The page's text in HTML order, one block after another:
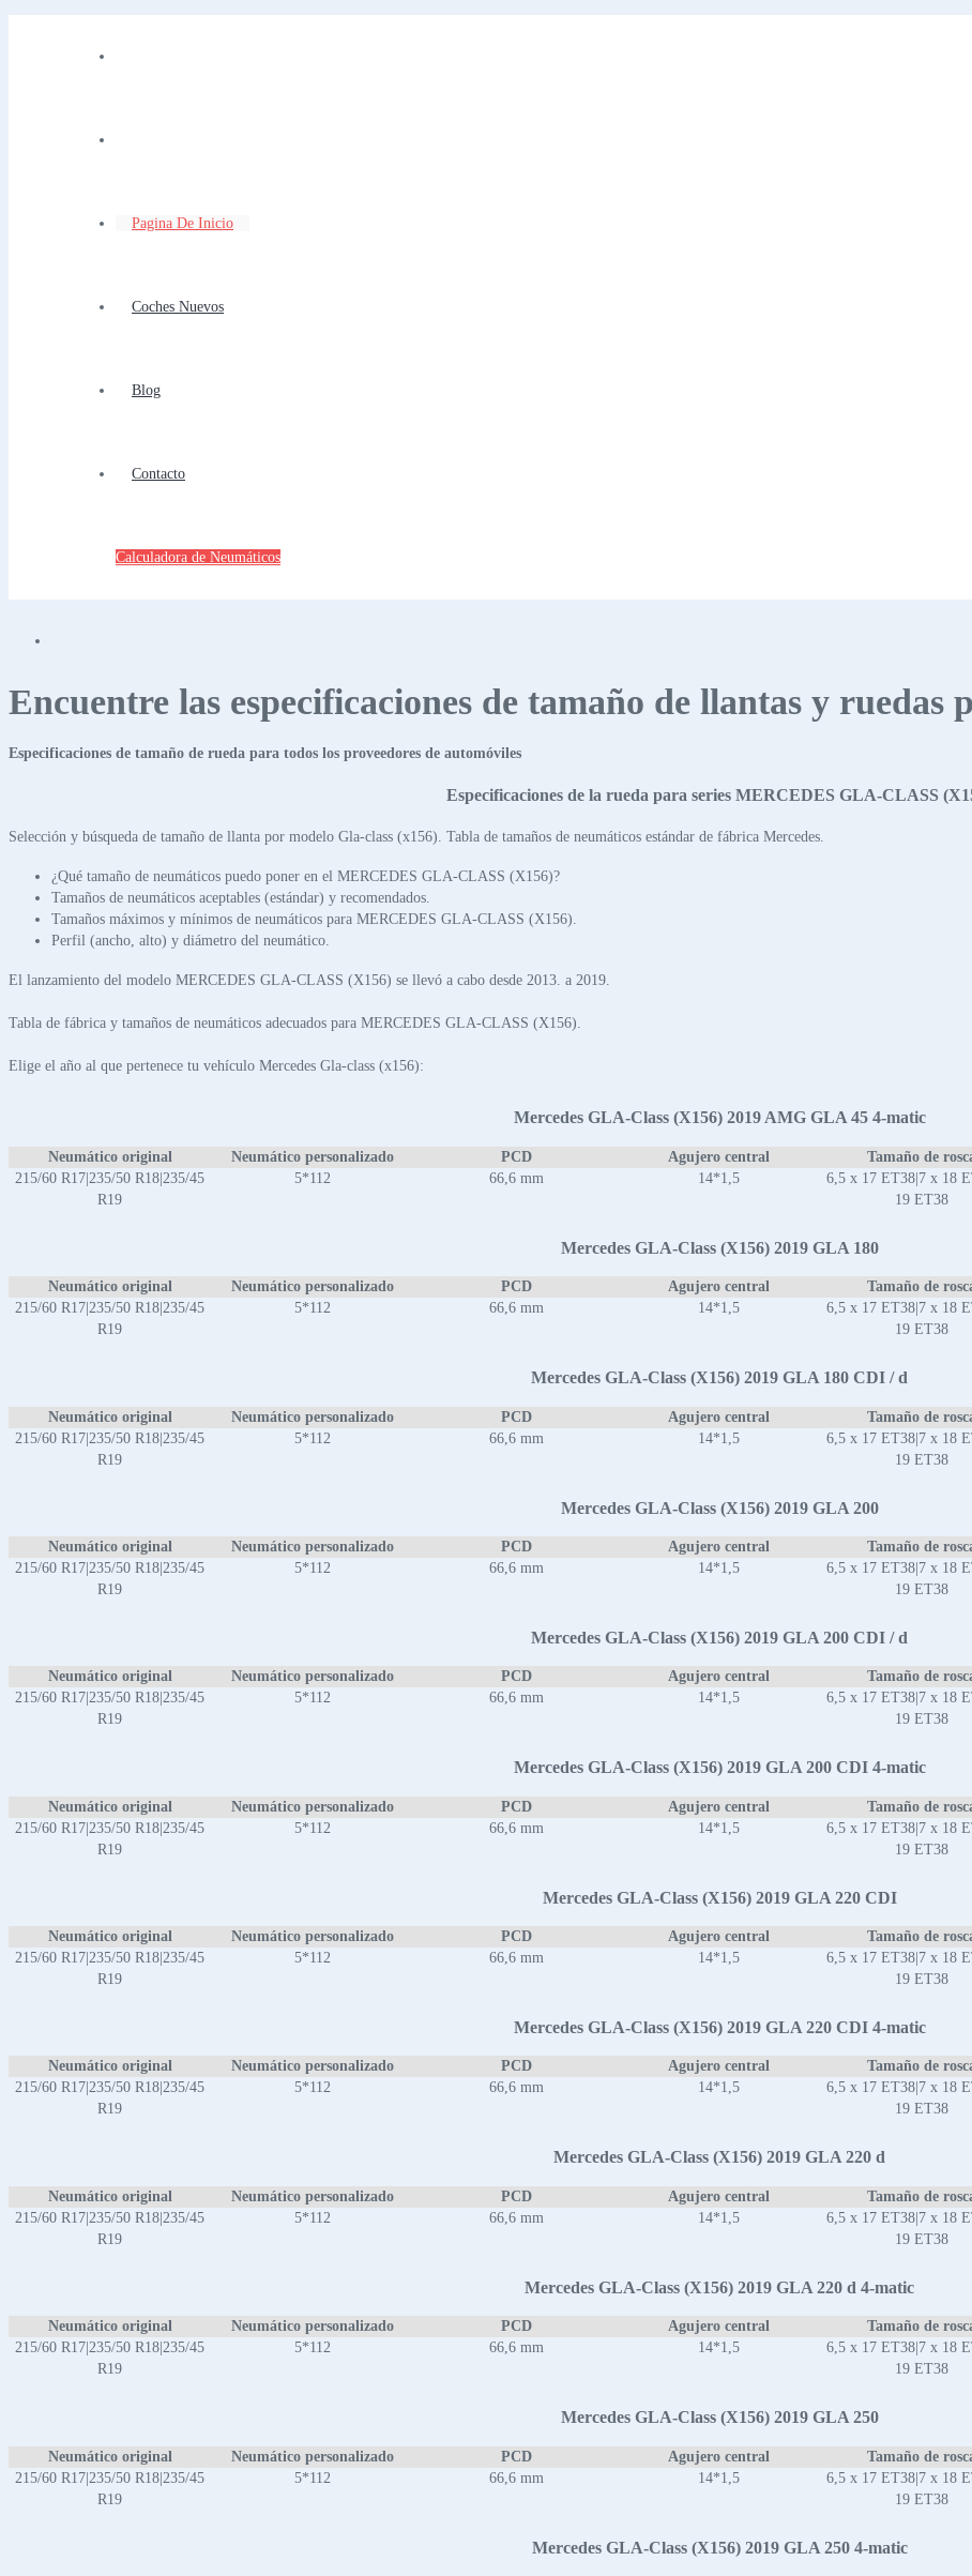
Pagina De Inicio
Coches Nuevos
Blog
Contacto
Calculadora de Neumáticos
Encuentre las especificaciones de tamaño de llantas y ruedas
Especificaciones de tamaño de rueda para todos los proveedores de automóviles
Especificaciones de la rueda para series MERCEDES GLA-CLASS
Selección y búsqueda de tamaño de llanta por modelo Gla-class (x156). Tabla de tamaños de neumáticos estándar de fábrica Mercedes.
¿Qué tamaño de neumáticos puedo poner en el MERCEDES GLA-CLASS (X156)?
Tamaños de neumáticos aceptables (estándar) y recomendados.
Tamaños máximos y mínimos de neumáticos para MERCEDES GLA-CLASS (X156).
Perfil (ancho, alto) y diámetro del neumático.
El lanzamiento del modelo MERCEDES GLA-CLASS (X156) se llevó a cabo desde 2013. a 2019.
Tabla de fábrica y tamaños de neumáticos adecuados para MERCEDES GLA-CLASS (X156).
Elige el año al que pertenece tu vehículo Mercedes Gla-class (x156):
Mercedes GLA-Class (X156) 2019 AMG GLA 45 4-matic
Neumático original Neumático personalizado PCD Agujero central Tamaño de
215/60 R17|235/50 R18|235/45
R19
5*112 66,6 mm 14*1,5
6,5 x 17 ET38|7 x 18
19 ET38
Mercedes GLA-Class (X156) 2019 GLA 180
Neumático original Neumático personalizado PCD Agujero central Tamaño de
215/60 R17|235/50 R18|235/45
R19
5*112 66,6 mm 14*1,5
6,5 x 17 ET38|7 x 18
19 ET38
Mercedes GLA-Class (X156) 2019 GLA 180 CDI / d
Neumático original Neumático personalizado PCD Agujero central Tamaño de
215/60 R17|235/50 R18|235/45
R19
5*112 66,6 mm 14*1,5
6,5 x 17 ET38|7 x 18
19 ET38
Mercedes GLA-Class (X156) 2019 GLA 200
Neumático original Neumático personalizado PCD Agujero central Tamaño de
215/60 R17|235/50 R18|235/45
R19
5*112 66,6 mm 14*1,5
6,5 x 17 ET38|7 x 18
19 ET38
Mercedes GLA-Class (X156) 2019 GLA 200 CDI / d
Neumático original Neumático personalizado PCD Agujero central Tamaño de
215/60 R17|235/50 R18|235/45
R19
5*112 66,6 mm 14*1,5
6,5 x 17 ET38|7 x 18
19 ET38
Mercedes GLA-Class (X156) 2019 GLA 200 CDI 4-matic
Neumático original Neumático personalizado PCD Agujero central Tamaño de
215/60 R17|235/50 R18|235/45
R19
5*112 66,6 mm 14*1,5
6,5 x 17 ET38|7 x 18
19 ET38
Mercedes GLA-Class (X156) 2019 GLA 220 CDI
Neumático original Neumático personalizado PCD Agujero central Tamaño de
215/60 R17|235/50 R18|235/45
R19
5*112 66,6 mm 14*1,5
6,5 x 17 ET38|7 x 18
19 ET38
Mercedes GLA-Class (X156) 2019 GLA 220 CDI 4-matic
Neumático original Neumático personalizado PCD Agujero central Tamaño de
215/60 R17|235/50 R18|235/45
R19
5*112 66,6 mm 14*1,5
6,5 x 17 ET38|7 x 18
19 ET38
Mercedes GLA-Class (X156) 2019 GLA 220 d
Neumático original Neumático personalizado PCD Agujero central Tamaño de
215/60 R17|235/50 R18|235/45
R19
5*112 66,6 mm 14*1,5
6,5 x 17 ET38|7 x 18
19 ET38
Mercedes GLA-Class (X156) 2019 GLA 220 d 4-matic
Neumático original Neumático personalizado PCD Agujero central Tamaño de
215/60 R17|235/50 R18|235/45
R19
5*112 66,6 mm 14*1,5
6,5 x 17 ET38|7 x 18
19 ET38
Mercedes GLA-Class (X156) 2019 GLA 250
Neumático original Neumático personalizado PCD Agujero central Tamaño de
215/60 R17|235/50 R18|235/45
R19
5*112 66,6 mm 14*1,5
6,5 x 17 ET38|7 x 18
19 ET38
Mercedes GLA-Class (X156) 2019 GLA 250 4-matic